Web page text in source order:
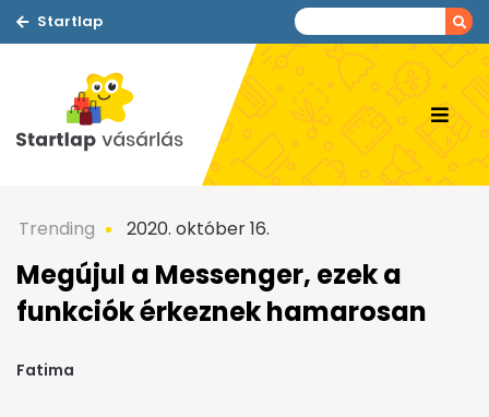
Startlap
Trending 2020. október 16.
Megújul a Messenger, ezek a
funkciók érkeznek hamarosan
Fatima